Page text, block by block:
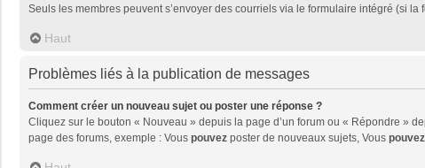
Seuls les membres peuvent s’envoyer des courriels via le formulaire intégré (si
Haut
Problèmes liés à la publication de messages
Comment créer un nouveau sujet ou poster une réponse ?
Cliquez sur le bouton « Nouveau » depuis la page d’un forum ou « Répondre »
page des forums, exemple : Vous pouvez poster de nouveaux sujets, Vous pouvez